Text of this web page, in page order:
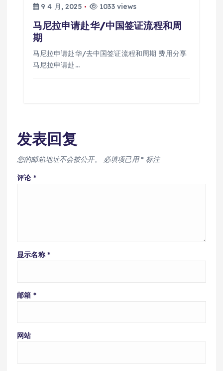
9 4 月, 2025
1033 views
马尼拉申请赴华/中国签证流程和周
期
马尼拉申请赴华/去中国签证流程和周期 费用分享
马尼拉申请赴…
发表回复
您的邮箱地址不会被公开。 必填项已用* 标注
评论 *
显示名称 *
邮箱 *
网站